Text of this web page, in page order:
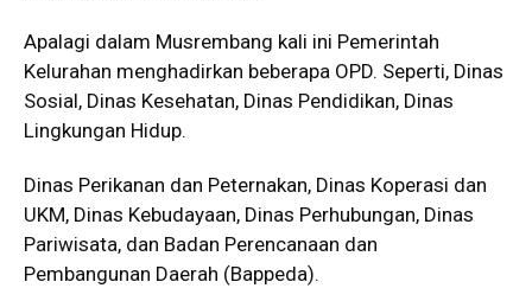
Apalagi dalam Musrembang kali ini Pemerintah
Kelurahan menghadirkan beberapa OPD. Seperti, Dinas
Sosial, Dinas Kesehatan, Dinas Pendidikan, Dinas
Lingkungan Hidup.
Dinas Perikanan dan Peternakan, Dinas Koperasi dan
UKM, Dinas Kebudayaan, Dinas Perhubungan, Dinas
Pariwisata, dan Badan Perencanaan dan
Pembangunan Daerah (Bappeda).